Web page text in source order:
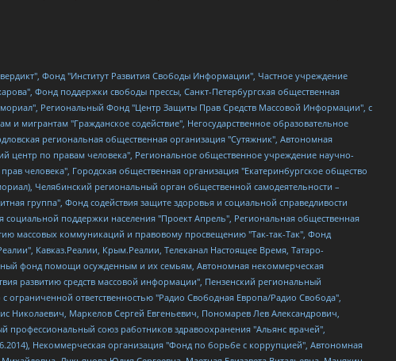
Григорьева Алина Александровна, Ассоциация по содействию защите прав призывников, альтернативнослужащих и военнослужащих "Правозащитная группа "Гражданин.Армия.Право", Хисамова Регина Фаритовна, Автономная некоммерческая организация по реализации социально-правовых программ "Лилит", Дальневосточное общественное движение "Маяк", Санкт-Петербургская ЛГБТ-инициативная группа "Выход", Инициативная группа ЛГБТ+ "Реверс", Алексеев Андрей Викторович, Бекбулатова Таисия Львовна, Беляев Иван Михайлович, Владыкина Елена Сергеевна, Гельман Марат Александрович, Никульшина Вероника Юрьевна, Толоконникова Надежда Андреевна, Шендерович Виктор Анатольевич, Общество с ограниченной ответственностью "Данное сообщение", Общество с ограниченной ответственностью Издательский дом "Новая глава", Айнбиндер Александра Александровна, Московский комьюнити-центр для ЛГБТ+инициатив, Благотворительный фонд развития филантропии, Deutsche Welle (Германия, Kurt-Schumacher-Strasse 3, 53113 Bonn), Борзунова Мария Михайловна, Воробьев Виктор Викторович, Голубева Анна Львовна, Константинова Алла Михайловна, Малкова Ирина Владимировна, Мурадов Мурад Абдулгалимович, Осетинская Елизавета Николаевна, Понасенков Евгений Николаевич, Ганапольский Матвей Юрьевич, Киселев Евгений Алексеевич, Борухович Ирина Григорьевна, Дремин Иван Тимофеевич, Дубровский Дмитрий Викторович, Красноярская региональная общественная организация поддержки и развития альтернативных образовательных технологий и межкультурных коммуникаций "ИНТЕРРА", Маяковская Екатерина Алексеевна, Фейгин Марк Захарович, Филимонов Андрей Викторович, Дзугкоева Регина Николаевна, Доброхотов Роман Александрович, Дудь Юрий Александрович, Елкин Сергей Владимирович, Кругликов Кирилл Игоревич, Сабунаева Мария Леонидовна, Семенов Алексей Владимирович, Шаинян Карен Багратович, Шульман Екатерина Михайловна, Асафьев Артур Валерьевич, Вахштайн Виктор Семенович, Венедиктов Алексей Алексеевич, Лушникова Екатерина Евгеньевна, Волков Леонид Михайлович, Невзоров Александр Глебович, Пархоменко Сергей Борисович, Сироткин Ярослав Николаевич, Кара-Мурза Владимир Владимирович, Баранова Наталья Владимировна, Гозман Леонид Яковлевич, Кагарлицкий Борис Юльевич, Климарев Михаил Валерьевич, Милов Владимир Станиславович, Автономная некоммерческая организация Краснодарский центр современного искусства "Типография", Моргенштерн Алишер Тагирович, Соболь Любовь Эдуардовна, Общество с ограниченной ответственностью "ЛИЗА НОРМ", Каспаров Гарри Кимович, Ходорковский Михаил Борисович, Общество с ограниченной ответственностью "Апрельские тезисы", Данилович Ирина Брониславовна, Кашин Олег Владимирович, Петров Николай Владимирович, Пивоваров Алексей Владимирович, Соколов Михаил Владимирович, Цветкова Юлия Владимировна, Чичваркин Евгений Александрович, Комитет против пыток/Команда против пыток, Общество с ограниченной ответственностью "Первый научный", Общество с ограниченной ответственностью "Вертолет и ко", Белоцерковская Вероника Борисовна, Кац Максим Евгеньевич, Лазарева Татьяна Юрьевна, Шаведдинов Руслан Табризович, Яшин Илья Валерьевич, Общество с ограниченной ответственностью "Иноагент ААВ", Алешковский Дмитрий Петрович, Альбац Евгения Марковна, Быков Дмитрий Львович, Галямина Юлия Евгеньевна, Лойко Сергей Леонидович, Мартынов Кирилл Константинович, Медведев Сергей Александрович, Крашенинников Федор Геннадиевич, Гордеева Катерина Вл